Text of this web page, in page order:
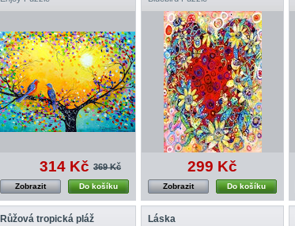
314 Kč 369 Kč
Do košíku
Zobrazit
299 Kč
Do košíku
Zobrazit
Růžová tropická pláž Láska